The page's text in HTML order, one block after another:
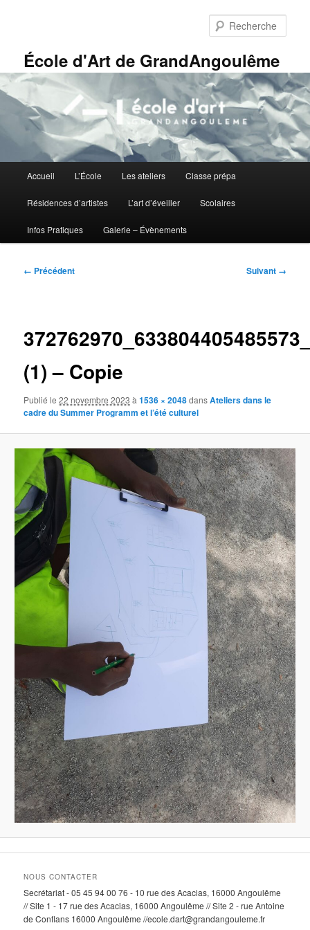
principalÉcole d'Art de GrandAngoulême
principal
Accueil L’École Les ateliers Classe prépa
Résidences d’artistes L’art d’éveiller Scolaires
Infos Pratiques Galerie – Évènements
Navigation
← Précédent Suivant →
(1) – Copie
Publié le22 novembre 2023 à1536 × 2048dansAteliers dans le
cadre du Summer Programm et l’été culturel
NOUS CONTACTER
Secrétariat - 05 45 94 00 76 - 10 rue des Acacias, 16000 Angoulême
// Site 1 - 17 rue des Acacias, 16000 Angoulême // Site 2 - rue Antoine
de Conflans 16000 Angoulême //ecole.dart@grandangouleme.fr